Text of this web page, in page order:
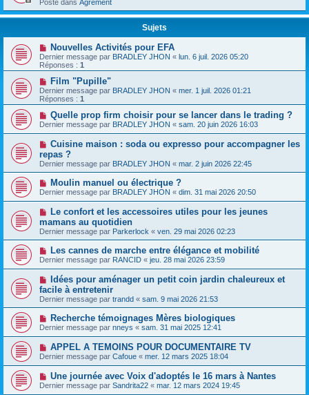
Posté dans Agrément
Sujets
Nouvelles Activités pour EFA
Dernier message par BRADLEY JHON « lun. 6 juil. 2026 05:20
Réponses : 1
Film "Pupille"
Dernier message par BRADLEY JHON « mer. 1 juil. 2026 01:21
Réponses : 1
Quelle prop firm choisir pour se lancer dans le trading ?
Dernier message par BRADLEY JHON « sam. 20 juin 2026 16:03
Cuisine maison : soda ou expresso pour accompagner les
repas ?
Dernier message par BRADLEY JHON « mar. 2 juin 2026 22:45
Moulin manuel ou électrique ?
Dernier message par BRADLEY JHON « dim. 31 mai 2026 20:50
Le confort et les accessoires utiles pour les jeunes
mamans au quotidien
Dernier message par Parkerlock « ven. 29 mai 2026 02:23
Les cannes de marche entre élégance et mobilité
Dernier message par RANCID « jeu. 28 mai 2026 23:59
Idées pour aménager un petit coin jardin chaleureux et
facile à entretenir
Dernier message par trandd « sam. 9 mai 2026 21:53
Recherche témoignages Mères biologiques
Dernier message par nneys « sam. 31 mai 2025 12:41
APPEL A TEMOINS POUR DOCUMENTAIRE TV
Dernier message par Cafoue « mer. 12 mars 2025 18:04
Une journée avec Voix d'adoptés le 16 mars à Nantes
Dernier message par Sandrita22 « mar. 12 mars 2024 19:45